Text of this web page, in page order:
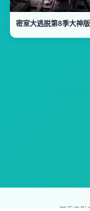
密室大逃脱第8季大神版
首页电影